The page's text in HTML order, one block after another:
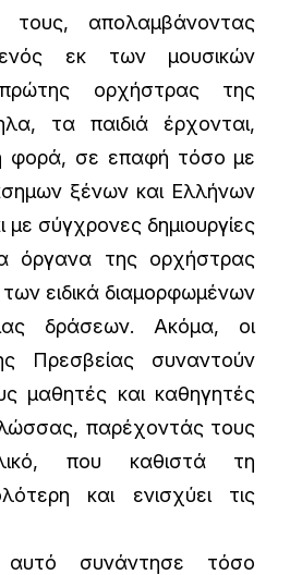
τους, απολαμβάνοντας
εκ των μουσικών
ορχήστρας της
τα παιδιά έρχονται,
φορά, σε επαφή τόσο με
ξένων και Ελλήνων
σύγχρονες δημιουργίες
όργανα της ορχήστρας
ειδικά διαμορφωμένων
δράσεων. Ακόμα, οι
Πρεσβείας συναντούν
μαθητές και καθηγητές
παρέχοντάς τους
που καθιστά τη
και ενισχύει τις
συνάντησε τόσο